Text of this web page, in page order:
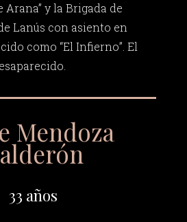
Arana” y la Brigada de
Lanús con asiento en
como “El Infierno”. El
Mendoza
33 años